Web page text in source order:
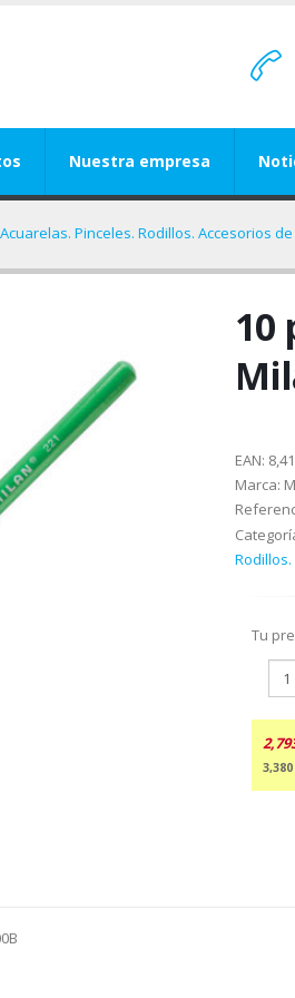
Nuestra empresa
Pinceles. Rodillos. Accesorios
10
EAN:
Marca:
Tu
3,380